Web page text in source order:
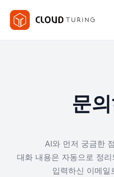
문
AI와 먼저 궁금한
대화 내용은 자동으로 정
입력하신 이메일